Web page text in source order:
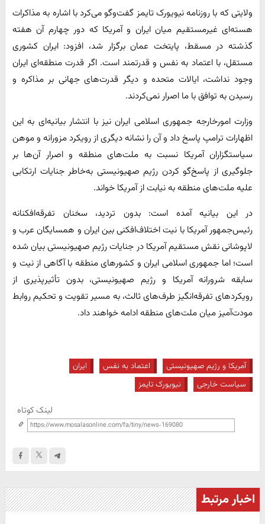
ولایتی که با روزنامه نیویورک تایمز گفت‌وگو می‌کرد با اشاره به مذاکرات
هسته‌ای غیرمستقیم میان ایران و آمریکا که دور چهارم آن هفته
گذشته در مسقط، پایتخت عمان برگزار شد، افزود: ایران کشوری
مستقل، با اعتماد به نفس و قدرتمند است. اگر قدرت منطقه‌ای ایران
وجود نداشت، ایالات متحده و دیگر قدرت‌های جهانی بر مذاکره و
رسیدن به توافق با ما اصرار نمی‌کردند.
وزارت امورخارجه جمهوری اسلامی ایران نیز با انتشار بیانیه‌ای به این
اظهارات ترامپ پاسخ داد و آن را نشانه دیگری از رویکرد مزورانه و موهن
سیاستگزاران آمریکا نسبت به ملت‌های منطقه و اصرار آن‌ها بر
جلوگیری از پاسخ‌گو کردن رژیم صهیونیستی به‌خاطر جنایات ارتکابی
علیه ملت‌های منطقه به نیابت از آمریکا خواند.
در این بیانیه آمده است: بدون تردید، سخنان تفرقه‌افکنانه
رئیس‌جمهور آمریکا با نیت اختلاف‌افکنی بین ایران و همسایگان عرب و
لاپوشانی نقش مستقیم آمریکا در جنایات رژیم صهیونیستی بیان شده
است؛ اما جمهوری اسلامی ایران و کشورهای منطقه با آگاهی از نیت و
سابقه شرورانه آمریکا و رژیم صهیونیستی، بدون تأثیرپذیری از
رویکردهای تفرقه‌انگیز طرف‌های ثالث، به مسیر تقویت و تحکیم روابط
مودت‌آمیز میان ملت‌های منطقه ادامه خواهند داد.
آمریکا و رژیم صهیونیستی اعتماد به نفس
ایران
سیاست خارجی
نیویورک تایمز
لینک کوتاه
اخبار مرتبط